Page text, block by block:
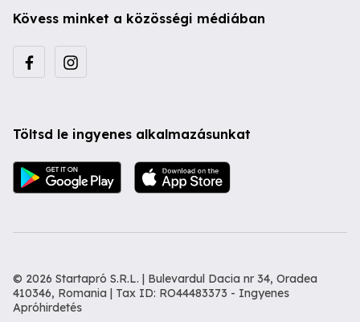
Kövess minket a közösségi médiában
Töltsd le ingyenes alkalmazásunkat
© 2026 Startapró S.R.L. | Bulevardul Dacia nr 34, Oradea
410346, Romania | Tax ID: RO44483373 - Ingyenes
Apróhirdetés